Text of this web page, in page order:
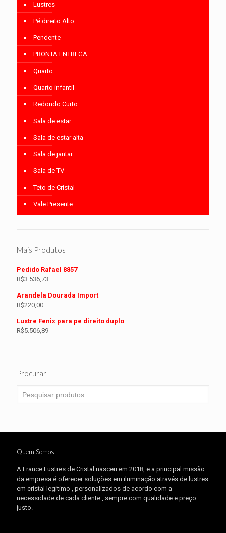
Lustres
Pé direito Alto
Pendente
PRONTA ENTREGA
Quarto
Quarto infantil
Redondo Curto
Sala de estar
Sala de estar alta
Sala de jantar
Sala de TV
Teto de Cristal
Vale Presente
Mais Produtos
Pedido Rafael 8857
R$3.536,73
Arandela Dourada Import
R$220,00
Lustre Fenix para pe direito duplo
R$5.506,89
Procurar
Quem Somos
A Erance Lustres de Cristal nasceu em 2018, e a principal missão
da empresa é oferecer soluções em iluminação através de lustres
em cristal legítimo , personalizados de acordo com a
necessidade de cada cliente , sempre com qualidade e preço
justo.